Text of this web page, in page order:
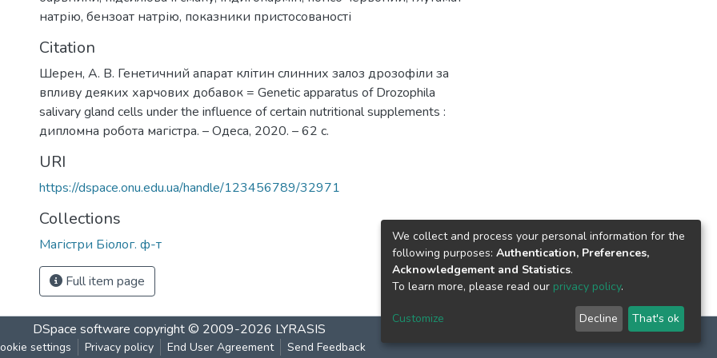
натрію, бензоат натрію, показники пристосованості
Citation
Шерен, А. В. Генетичний апарат клітин слинних залоз дрозофіли за
впливу деяких харчових добавок = Genetic apparatus of Drozophila
salivary gland cells under the influence of certain nutritional supplements :
дипломна робота магістра. – Одеса, 2020. – 62 с.
URI
https://dspace.onu.edu.ua/handle/123456789/32971
Collections
Магістри Біолог. ф-т
Full item page
DSpace software copyright © 2009-2026 LYRASIS
settings Privacy policy End User Agreement Send Feedback
We collect and process your personal information for the
following purposes: Authentication, Preferences,
Acknowledgement and Statistics.
To learn more, please read our privacy policy.
Customize Decline That's ok